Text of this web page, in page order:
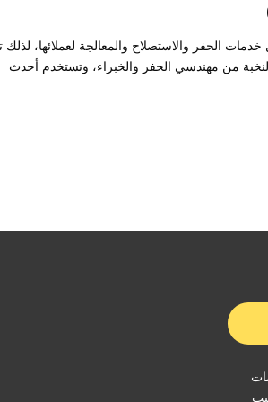
الحفر والاستصلاح والمعالجة لعملائها، لذلك
من مهندسي الحفر والخبراء، وتستخدم أحدث